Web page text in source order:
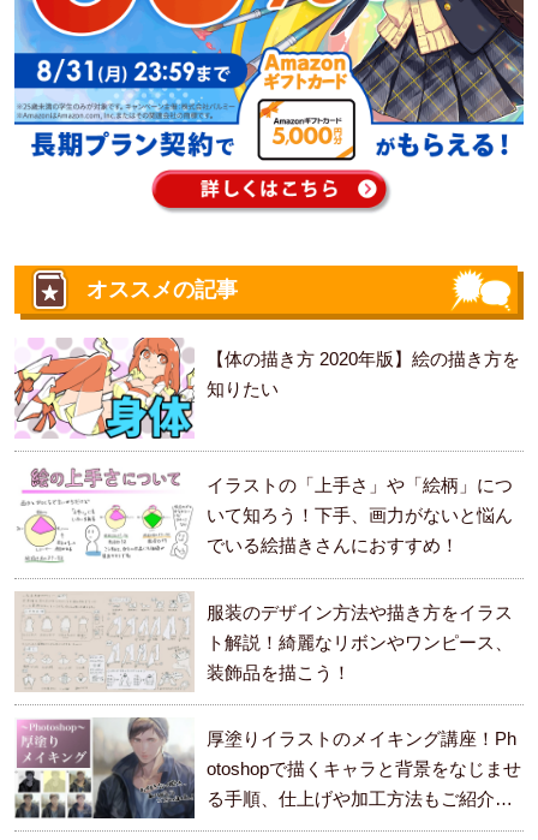
オススメの記事
【体の描き方 2020年版】絵の描き方を
知りたい
イラストの「上手さ」や「絵柄」につ
いて知ろう！下手、画力がないと悩ん
でいる絵描きさんにおすすめ！
服装のデザイン方法や描き方をイラス
ト解説！綺麗なリボンやワンピース、
装飾品を描こう！
厚塗りイラストのメイキング講座！Ph
otoshopで描くキャラと背景をなじませ
る手順、仕上げや加工方法もご紹介し
ます。